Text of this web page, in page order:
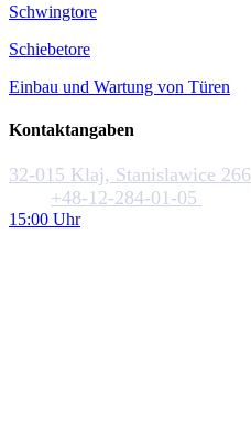
Schwingtore
Schiebetore
Einbau und Wartung von Türen
Kontaktangaben
32-015 Klaj, Stanislawice 266
+48-12-284-01-05
15:00 Uhr